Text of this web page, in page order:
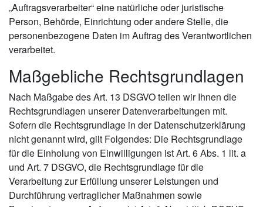
„Auftragsverarbeiter“ eine natürliche oder juristische
Person, Behörde, Einrichtung oder andere Stelle, die
personenbezogene Daten im Auftrag des Verantwortlichen
verarbeitet.
Maßgebliche Rechtsgrundlagen
Nach Maßgabe des Art. 13 DSGVO teilen wir Ihnen die
Rechtsgrundlagen unserer Datenverarbeitungen mit.
Sofern die Rechtsgrundlage in der Datenschutzerklärung
nicht genannt wird, gilt Folgendes: Die Rechtsgrundlage
für die Einholung von Einwilligungen ist Art. 6 Abs. 1 lit. a
und Art. 7 DSGVO, die Rechtsgrundlage für die
Verarbeitung zur Erfüllung unserer Leistungen und
Durchführung vertraglicher Maßnahmen sowie